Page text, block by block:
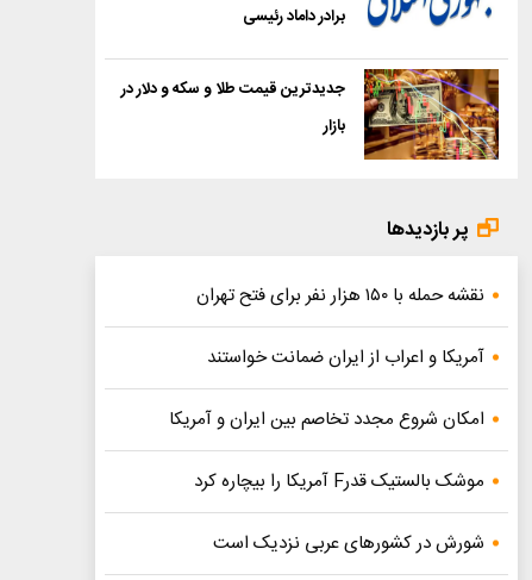
برادر داماد رئیسی
جدیدترین قیمت طلا و سکه و دلار در
بازار
پر بازدیدها
نقشه حمله با ۱۵۰ هزار نفر برای فتح تهران
آمریکا و اعراب از ایران ضمانت خواستند
امکان شروع مجدد تخاصم‌ بین ایران و آمریکا
موشک بالستیک قدرF آمریکا را بیچاره کرد
شورش در کشورهای عربی نزدیک است